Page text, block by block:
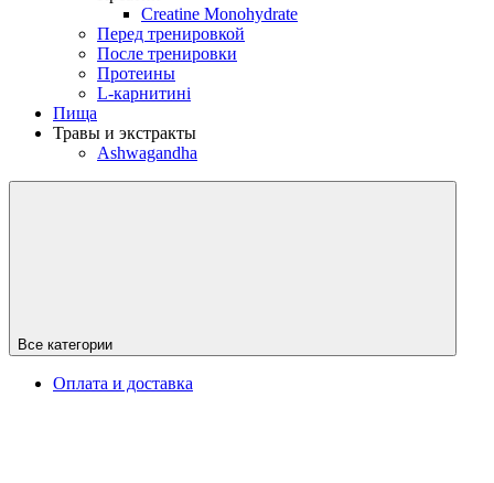
Creatine Monohydrate
Перед тренировкой
После тренировки
Протеины
L-карнитині
Пища
Травы и экстракты
Ashwagandha
Все категории
Оплата и доставка